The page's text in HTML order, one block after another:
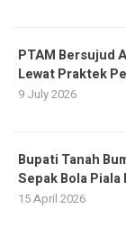
PTAM Bersujud
Lewat Praktek
9 July 2026
Bupati Tanah
Sepak Bola Piala
15 April 2026